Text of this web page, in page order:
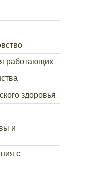
работающих
здоровья
и
с